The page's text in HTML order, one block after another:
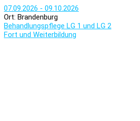
07.09.2026 - 09.10.2026
Ort: Brandenburg
Behandlungspflege LG 1 und LG 2
Fort und Weiterbildung